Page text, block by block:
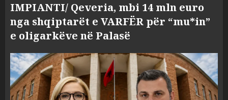
IMPIANTI/ Qeveria, mbi 14 mln euro
nga shqiptarët e VARFËR për “mu*in”
e oligarkëve në Palasë